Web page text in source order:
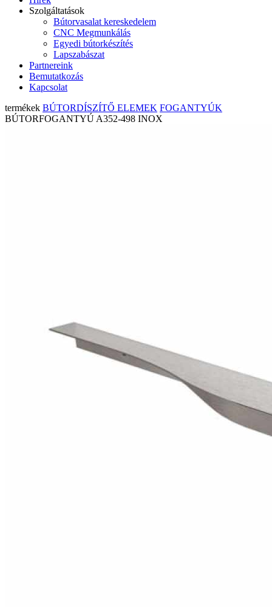
Szolgáltatások
Bútorvasalat kereskedelem
CNC Megmunkálás
Egyedi bútorkészítés
Lapszabászat
Partnereink
Bemutatkozás
Kapcsolat
termékek BÚTORDÍSZÍTŐ ELEMEK FOGANTYÚK
BÚTORFOGANTYÚ A352-498 INOX